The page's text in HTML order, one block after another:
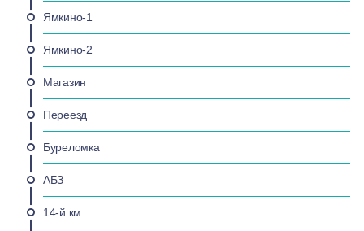
Ямкино-1
Ямкино-2
Магазин
Переезд
Буреломка
АБЗ
14-й км